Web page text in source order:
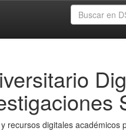
recursos digitales